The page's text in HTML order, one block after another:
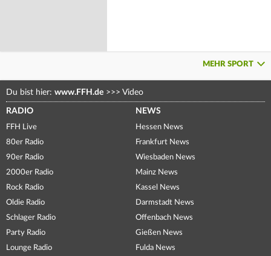
MEHR SPORT
Du bist hier: www.FFH.de >>> Video
RADIO
FFH Live
80er Radio
90er Radio
2000er Radio
Rock Radio
Oldie Radio
Schlager Radio
Party Radio
Lounge Radio
NEWS
Hessen News
Frankfurt News
Wiesbaden News
Mainz News
Kassel News
Darmstadt News
Offenbach News
Gießen News
Fulda News